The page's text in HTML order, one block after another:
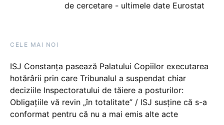
de cercetare - ultimele date Eurostat
CELE MAI NOI
ISJ Constanța pasează Palatului Copiilor executarea
hotărârii prin care Tribunalul a suspendat chiar
deciziile Inspectoratului de tăiere a posturilor:
Obligațiile vă revin „în totalitate” / ISJ susține că s-a
conformat pentru că nu a mai emis alte acte